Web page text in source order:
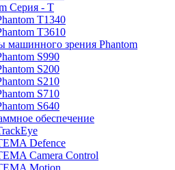
Серия - T
T1340
T3610
машинного зрения Phantom
S990
S200
S210
S710
S640
обеспечение
Defence
Camera Control
Motion